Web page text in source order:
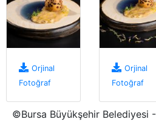
Orjinal
Fotoğraf
Orjinal
Fotoğraf
©Bursa Büyükşehir Belediyesi -